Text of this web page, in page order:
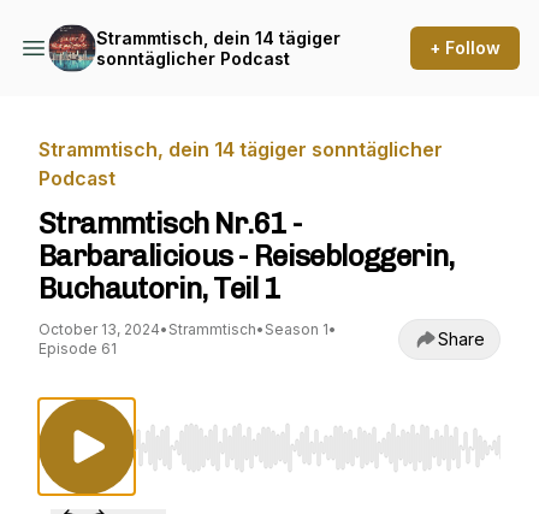
Strammtisch, dein 14 tägiger
sonntäglicher Podcast
+ Follow
Strammtisch, dein 14 tägiger sonntäglicher
Podcast
Strammtisch Nr.61 -
Barbaralicious - Reisebloggerin,
Buchautorin, Teil 1
October 13, 2024• Strammtisch• Season 1•
Episode 61
Share
Use Left/Right to seek, Home/End to jump to